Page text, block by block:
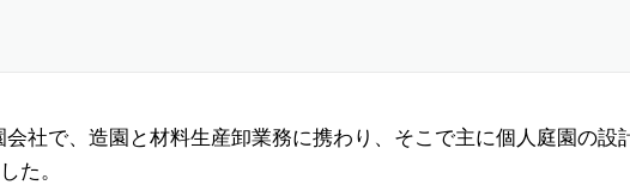
社で、造園と材料生産卸業務に携わり、そこで主に個人庭園の設
た。